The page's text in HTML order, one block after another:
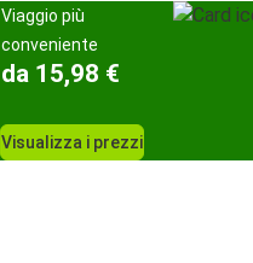
Viaggio più
conveniente
da 15,98 €
Visualizza i prezzi